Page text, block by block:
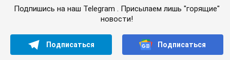
Подпишись на наш Telegram . Присылаем лишь "горящие"
новости!
Подписаться Подписаться